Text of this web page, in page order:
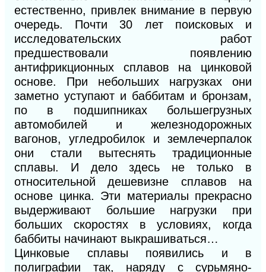
естественно, привлек внимание в первую
очередь. Почти 30 лет поисковых и
исследовательских работ
предшествовали появлению
антифрикционных сплавов на цинковой
основе. При небольших нагрузках они
заметно уступают и баббитам и бронзам,
по в подшипниках большегрузных
автомобилей и железнодорожных
вагонов, угледробилок и землечерпалок
они стали вытеснять традиционные
сплавы. И дело здесь не только в
относительной дешевизне сплавов на
основе цинка. Эти материалы прекрасно
выдерживают большие нагрузки при
больших скоростях в условиях, когда
баббиты начинают выкрашиваться…
Цинковые сплавы появились и в
полиграфии так, наряду с сурьмяно-